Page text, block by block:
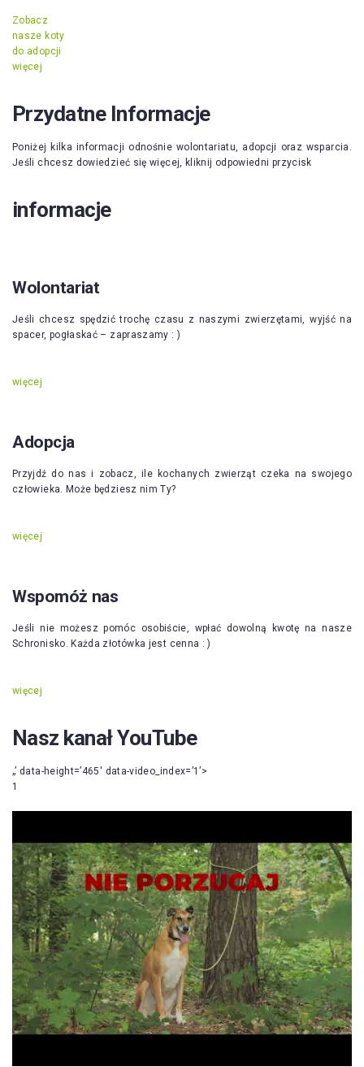
Zobacz
nasze koty
do adopcji
więcej
Przydatne Informacje
Poniżej kilka informacji odnośnie wolontariatu, adopcji oraz wsparcia.
Jeśli chcesz dowiedzieć się więcej, kliknij odpowiedni przycisk
informacje
Wolontariat
Jeśli chcesz spędzić trochę czasu z naszymi zwierzętami, wyjść na
spacer, pogłaskać – zapraszamy : )
więcej
Adopcja
Przyjdź do nas i zobacz, ile kochanych zwierząt czeka na swojego
człowieka. Może będziesz nim Ty?
więcej
Wspomóż nas
Jeśli nie możesz pomóc osobiście, wpłać dowolną kwotę na nasze
Schronisko. Każda złotówka jest cenna : )
więcej
Nasz kanał YouTube
„’ data-height=’465′ data-video_index=’1’>
1